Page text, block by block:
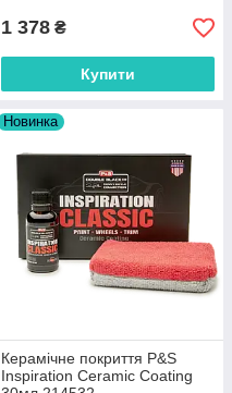
1 378 ₴
Купити
Новинка
Керамічне покриття P&S
Inspiration Ceramic Coating